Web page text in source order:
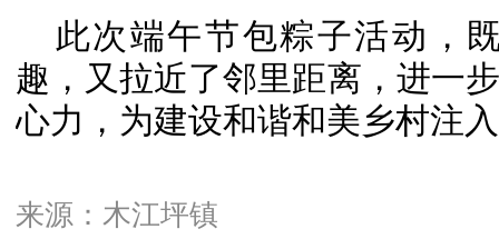
此次端午节包粽子活动，
趣，又拉近了邻里距离，进一
心力，为建设和谐和美乡村注
来源：木江坪镇